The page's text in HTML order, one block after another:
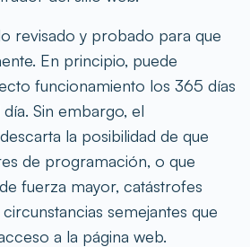
revisado y probado para que
En principio, puede
funcionamiento los 365 días
Sin embargo, el
la posibilidad de que
de programación, o que
fuerza mayor, catástrofes
semejantes que
a la página web.